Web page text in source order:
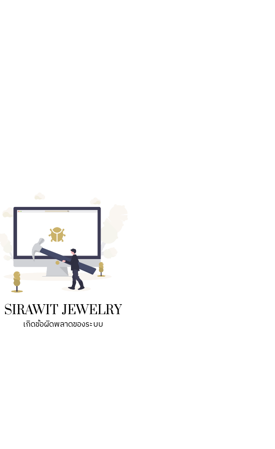
SIRAWIT JEWELRY
เกิดข้อผิดพลาดของระบบ